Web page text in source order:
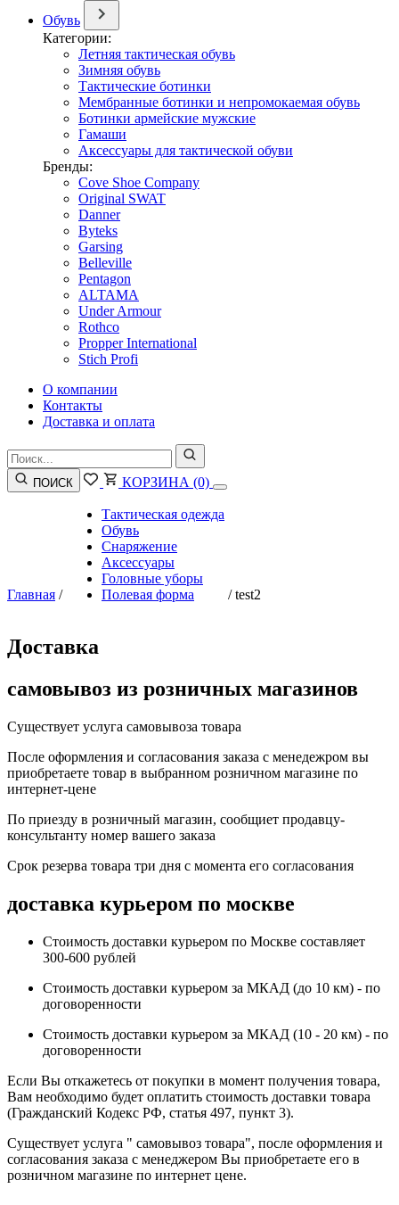
Обувь
Категории:
Летняя тактическая обувь
Зимняя обувь
Тактические ботинки
Мембранные ботинки и непромокаемая обувь
Ботинки армейские мужские
Гамаши
Аксессуары для тактической обуви
Бренды:
Cove Shoe Company
Original SWAT
Danner
Byteks
Garsing
Belleville
Pentagon
ALTAMA
Under Armour
Rothco
Propper International
Stich Profi
О компании
Контакты
Доставка и оплата
ПОИСК КОРЗИНА (0)
Главная /
Тактическая одежда
Обувь
Снаряжение
Аксессуары
Головные уборы
Полевая форма
/test2
Доставка
самовывоз из розничных магазинов
Существует услуга самовывоза товара
После оформления и согласования заказа с менедежром вы
приобретаете товар в выбранном розничном магазине по
интернет-цене
По приезду в розничный магазин, сообщиет продавцу-
консультанту номер вашего заказа
Срок резерва товара три дня с момента его согласования
доставка курьером по москве
Стоимость доставки курьером по Москве составляет
300-600 рублей
Стоимость доставки курьером за МКАД (до 10 км) - по
договоренности
Стоимость доставки курьером за МКАД (10 - 20 км) - по
договоренности
Если Вы откажетесь от покупки в момент получения товара,
Вам необходимо будет оплатить стоимость доставки товара
(Гражданский Кодекс РФ, статья 497, пункт 3).
Существует услуга " самовывоз товара", после оформления и
согласования заказа с менеджером Вы приобретаете его в
розничном магазине по интернет цене.